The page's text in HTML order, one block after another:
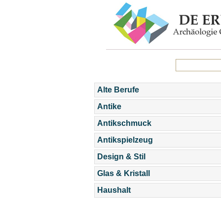
Alte Berufe
Antike
Antikschmuck
Antikspielzeug
Design & Stil
Glas & Kristall
Haushalt